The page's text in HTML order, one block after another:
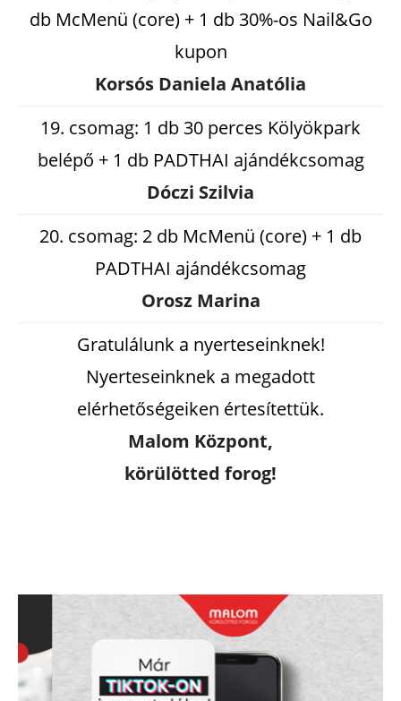
db McMenü (core) + 1 db 30%-os Nail&Go
kupon
Korsós Daniela Anatólia
19. csomag: 1 db 30 perces Kölyökpark
belépő + 1 db PADTHAI ajándékcsomag
Dóczi Szilvia
20. csomag: 2 db McMenü (core) + 1 db
PADTHAI ajándékcsomag
Orosz Marina
Gratulálunk a nyerteseinknek!
Nyerteseinknek a megadott
elérhetőségeiken értesítettük.
Malom Központ,
körülötted forog!